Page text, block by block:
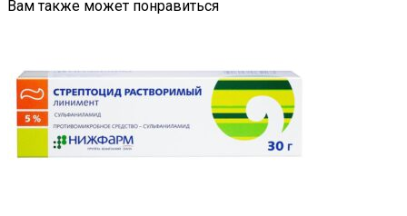
Вам также может понравиться